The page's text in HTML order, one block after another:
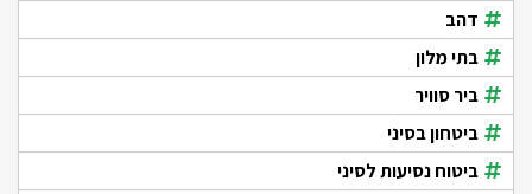
דהב
בתי מלון
ביר סוויר
ביטחון בסיני
ביטוח נסיעות לסיני